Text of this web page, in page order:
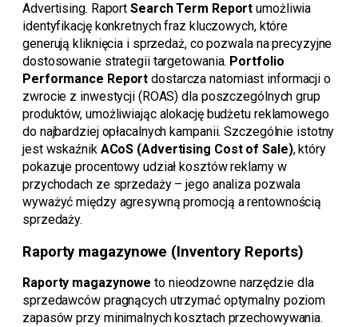
Advertising. RaportSearch Term Report umożliwia
identyfikację konkretnych fraz kluczowych, które
generują kliknięcia i sprzedaż, co pozwala na precyzyjne
dostosowanie strategii targetowania. Portfolio
Performance Report dostarcza natomiast informacji o
zwrocie z inwestycji (ROAS) dla poszczególnych grup
produktów, umożliwiając alokację budżetu reklamowego
do najbardziej opłacalnych kampanii. Szczególnie istotny
jest wskaźnik ACoS (Advertising Cost of Sale), który
pokazuje procentowy udział kosztów reklamy w
przychodach ze sprzedaży – jego analiza pozwala
wyważyć między agresywną promocją a rentownością
sprzedaży.
Raporty magazynowe (Inventory Reports)
Raporty magazynowe to nieodzowne narzędzie dla
sprzedawców pragnących utrzymać optymalny poziom
zapasów przy minimalnych kosztach przechowywania.